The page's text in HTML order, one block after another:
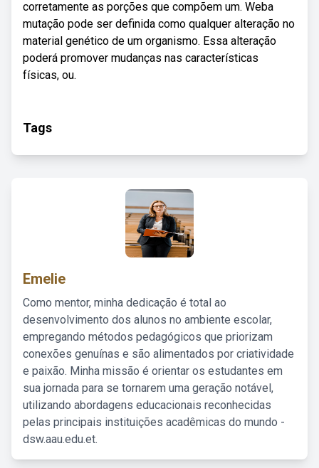
corretamente as porções que compõem um. Weba
mutação pode ser definida como qualquer alteração no
material genético de um organismo. Essa alteração
poderá promover mudanças nas características
físicas, ou.
Tags
Emelie
Como mentor, minha dedicação é total ao
desenvolvimento dos alunos no ambiente escolar,
empregando métodos pedagógicos que priorizam
conexões genuínas e são alimentados por criatividade
e paixão. Minha missão é orientar os estudantes em
sua jornada para se tornarem uma geração notável,
utilizando abordagens educacionais reconhecidas
pelas principais instituições acadêmicas do mundo -
dsw.aau.edu.et.